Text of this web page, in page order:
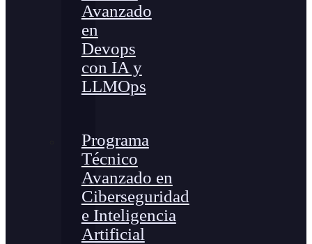
Avanzado
en
Devops
con IA y
LLMOps
Programa
Técnico
Avanzado en
Ciberseguridad
e Inteligencia
Artificial